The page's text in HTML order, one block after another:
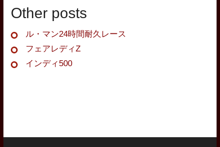
Other posts
ル・マン24時間耐久レース
フェアレディZ
インディ500